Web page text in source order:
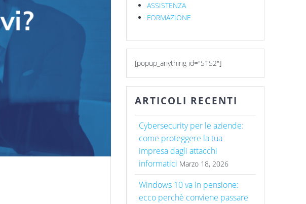
ASSISTENZA
FORMAZIONE
[popup_anything id="5152"]
ARTICOLI RECENTI
Cybersecurity per le aziende:
come proteggere la tua
impresa dagli attacchi
informatici Marzo 18, 2026
Windows 10 va in pensione:
ecco perchè conviene passare